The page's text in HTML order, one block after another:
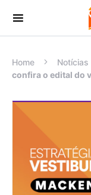
Procurar:
Home Notícias
confira o edital do